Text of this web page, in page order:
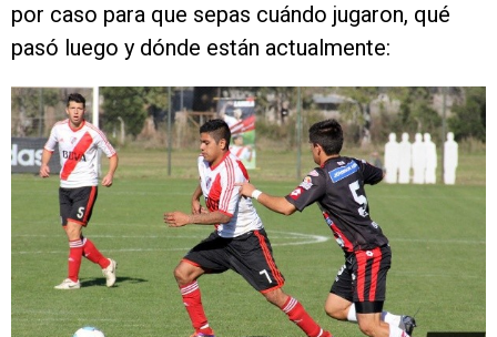
por caso para que sepas cuándo jugaron, qué
pasó luego y dónde están actualmente: